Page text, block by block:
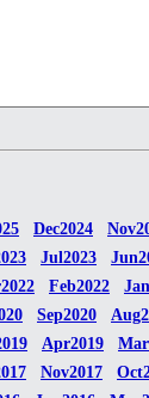
Dec2024
Jul2023
Feb2022
Sep2020
Apr2019
Nov2017